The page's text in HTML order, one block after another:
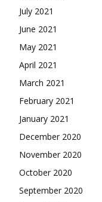
July 2021
June 2021
May 2021
April 2021
March 2021
February 2021
January 2021
December 2020
November 2020
October 2020
September 2020